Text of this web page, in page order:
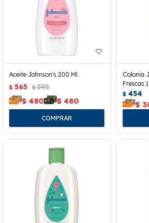
Aceite Johnson's 200 Ml.
$ 565 $ 595
$ 480 $ 480
Colonia
Frescas
$ 454
$